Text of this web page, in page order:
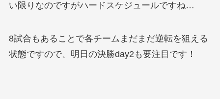
い限りなのですがハードスケジュールですね…
8試合もあることで各チームまだまだ逆転を狙える
状態ですので、明日の決勝day2も要注目です！